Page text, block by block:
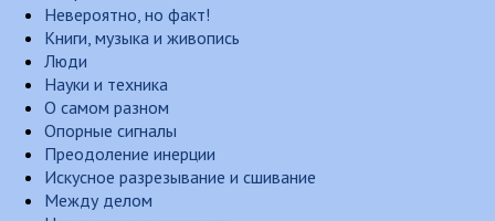
Невероятно, но факт!
Книги, музыка и живопись
Люди
Науки и техника
О самом разном
Опорные сигналы
Преодоление инерции
Искусное разрезывание и сшивание
Между делом